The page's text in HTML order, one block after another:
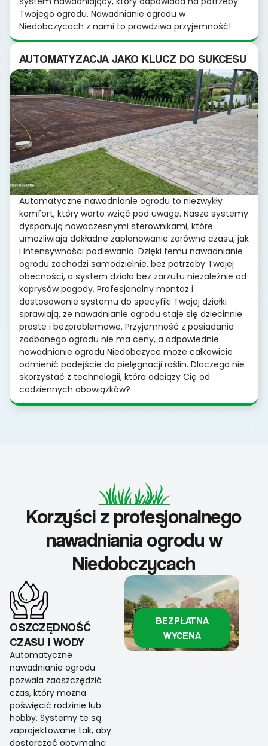
Twojego ogrodu. Nawadnianie ogrodu w
Niedobczycach z nami to prawdziwa przyjemność!
AUTOMATYZACJA JAKO KLUCZ DO SUKCESU
Automatyczne nawadnianie ogrodu to niezwykły
komfort, który warto wziąć pod uwagę. Nasze systemy
dysponują nowoczesnymi sterownikami, które
umożliwiają dokładne zaplanowanie zarówno czasu, jak
i intensywności podlewania. Dzięki temu nawadnianie
ogrodu zachodzi samodzielnie, bez potrzeby Twojej
obecności, a system działa bez zarzutu niezależnie od
kaprysów pogody. Profesjonalny montaż i
dostosowanie systemu do specyfiki Twojej działki
sprawiają, że nawadnianie ogrodu staje się dziecinnie
proste i bezproblemowe. Przyjemność z posiadania
zadbanego ogrodu nie ma ceny, a odpowiednie
nawadnianie ogrodu Niedobczyce może całkowicie
odmienić podejście do pielęgnacji roślin. Dlaczego nie
skorzystać z technologii, która odciąży Cię od
codziennych obowiązków?
Korzyści z profesjonalnego
nawadniania ogrodu w
Niedobczycach
OSZCZĘDNOŚĆ
CZASU I WODY
Automatyczne
nawadnianie ogrodu
pozwala zaoszczędzić
czas, który można
poświęcić rodzinie lub
hobby. Systemy te są
zaprojektowane tak, aby
dostarczać optymalną
BEZPŁATNA
WYCENA